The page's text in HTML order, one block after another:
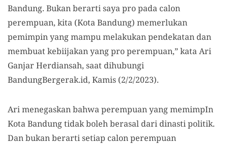
Bandung. Bukan berarti saya pro pada calon
perempuan, kita (Kota Bandung) memerlukan
pemimpin yang mampu melakukan pendekatan dan
membuat kebiijakan yang pro perempuan,” kata Ari
Ganjar Herdiansah, saat dihubungi
BandungBergerak.id, Kamis (2/2/2023).
Ari menegaskan bahwa perempuan yang memimpIn
Kota Bandung tidak boleh berasal dari dinasti politik.
Dan bukan berarti setiap calon perempuan